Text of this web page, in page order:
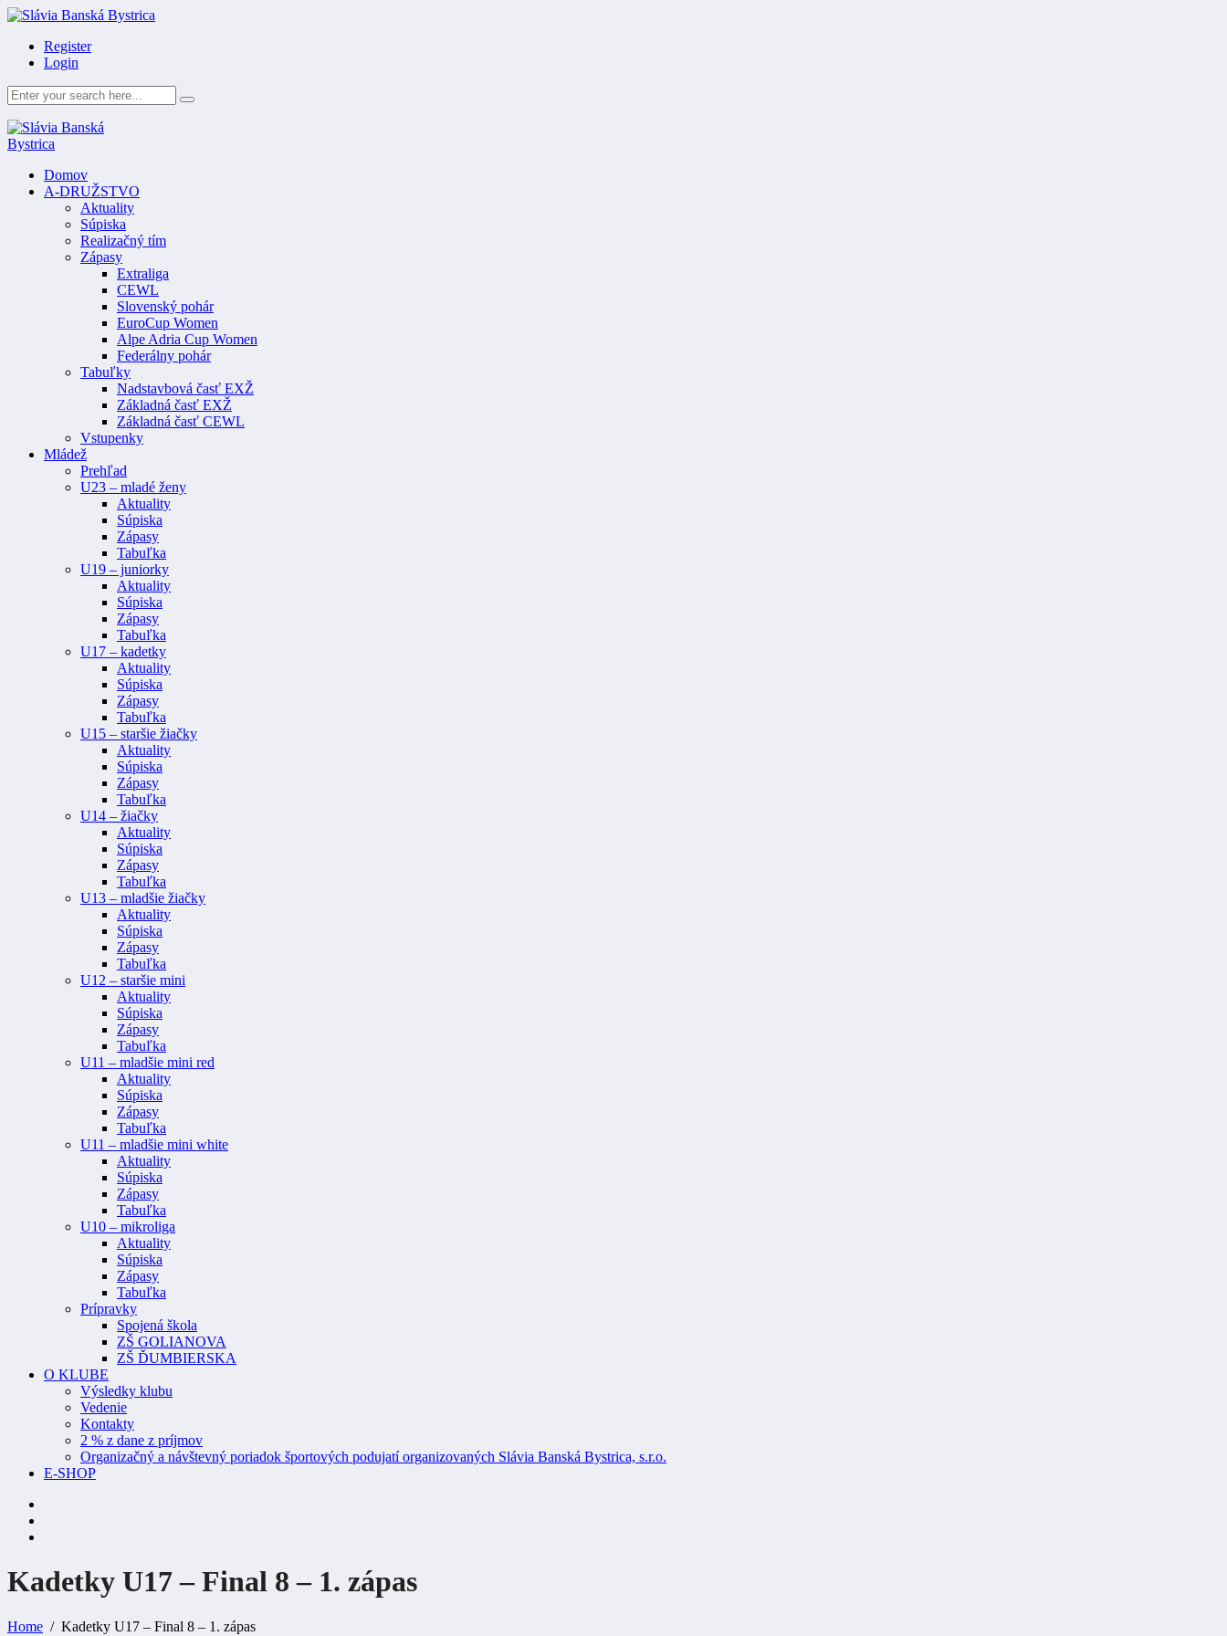
Register
Login
Domov
A-DRUŽSTVO
Aktuality
Súpiska
Realizačný tím
Zápasy
Extraliga
CEWL
Slovenský pohár
EuroCup Women
Alpe Adria Cup Women
Federálny pohár
Tabuľky
Nadstavbová časť EXŽ
Základná časť EXŽ
Základná časť CEWL
Vstupenky
Mládež
Prehľad
U23 – mladé ženy
Aktuality
Súpiska
Zápasy
Tabuľka
U19 – juniorky
Aktuality
Súpiska
Zápasy
Tabuľka
U17 – kadetky
Aktuality
Súpiska
Zápasy
Tabuľka
U15 – staršie žiačky
Aktuality
Súpiska
Zápasy
Tabuľka
U14 – žiačky
Aktuality
Súpiska
Zápasy
Tabuľka
U13 – mladšie žiačky
Aktuality
Súpiska
Zápasy
Tabuľka
U12 – staršie mini
Aktuality
Súpiska
Zápasy
Tabuľka
U11 – mladšie mini red
Aktuality
Súpiska
Zápasy
Tabuľka
U11 – mladšie mini white
Aktuality
Súpiska
Zápasy
Tabuľka
U10 – mikroliga
Aktuality
Súpiska
Zápasy
Tabuľka
Prípravky
Spojená škola
ZŠ GOLIANOVA
ZŠ ĎUMBIERSKA
O KLUBE
Výsledky klubu
Vedenie
Kontakty
2 % z dane z príjmov
Organizačný a návštevný poriadok športových podujatí organizovaných Slávia Banská Bystrica, s.r.o.
E-SHOP
Kadetky U17 – Final 8 – 1. zápas
Home Kadetky U17 – Final 8 – 1. zápas